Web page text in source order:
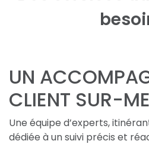
UN
CLIENT SUR-
Une équipe d’experts,
dédiée à un suivi précis et